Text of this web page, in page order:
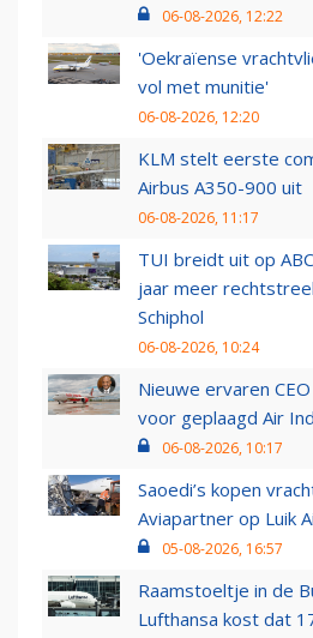
06-08-2026, 12:22
'Oekraïense
vol met munitie'
06-08-2026, 12:20
KLM stelt eerste
Airbus A350-900 uit
06-08-2026, 11:17
TUI breidt uit op
jaar meer
Schiphol
06-08-2026, 10:24
Nieuwe ervaren
voor geplaagd Air
06-08-2026, 10:17
Saoedi’s kopen
Aviapartner op Luik
05-08-2026, 16:57
Raamstoeltje in de
Lufthansa kost dat